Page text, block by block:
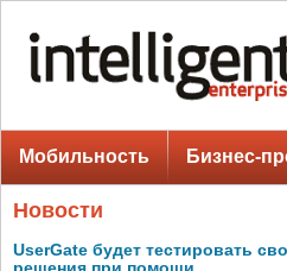
Мобильность Бизнес-
Новости
UserGate будет тестировать